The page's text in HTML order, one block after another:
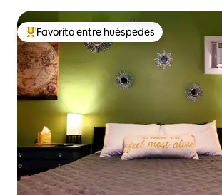
Favorito entre los huéspedes más
Favorito entre huéspedes